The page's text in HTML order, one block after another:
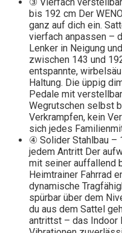
bis 192 cm Der
ganz auf dich ein.
vierfach anpassen –
Lenker in Neigung
zwischen 143 und
entspannte,
Haltung. Die üppig
Pedale mit
Wegrutschen selbst
Verkrampfen, kein
sich jedes
④ Solider Stahlbau –
jedem Antritt Der
mit seiner auffallend
Heimtrainer Fahrrad
dynamische
spürbar über dem
du aus dem Sattel
antrittst – das Indoor